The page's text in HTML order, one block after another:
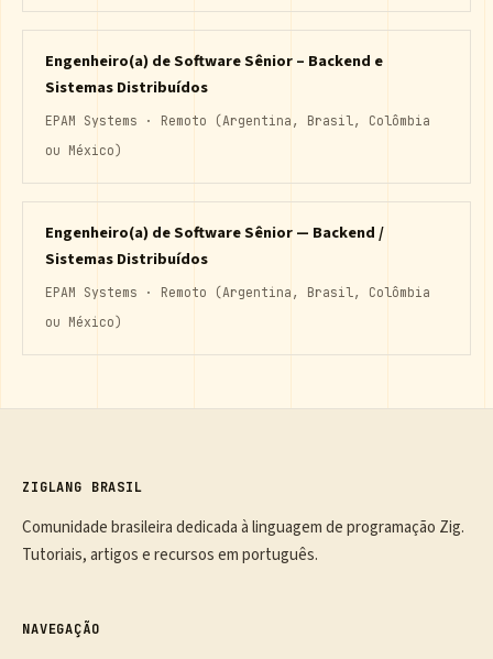
Engenheiro(a) de Software Sênior – Backend e
Sistemas Distribuídos
EPAM Systems · Remoto (Argentina, Brasil, Colômbia
ou México)
Engenheiro(a) de Software Sênior — Backend /
Sistemas Distribuídos
EPAM Systems · Remoto (Argentina, Brasil, Colômbia
ou México)
ZIGLANG BRASIL
Comunidade brasileira dedicada à linguagem de programação Zig.
Tutoriais, artigos e recursos em português.
NAVEGAÇÃO